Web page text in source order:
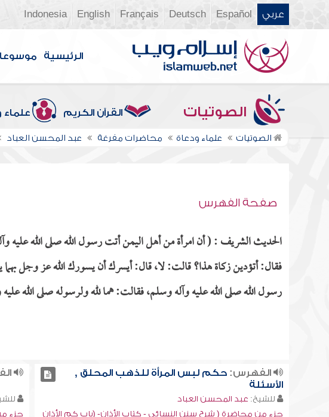
عربي Español
Deutsch
Français
English
Indonesia
الرئيسية
الصوتيات القرآن الكريم علماء
الصوتيات علماء ودعاة محاضرات مفرغة عبد المحسن العباد
صفحة الفهرس
الحديث الشريف : ( أن امرأة من أهل اليمن أتت رسول الله صلى الله عليه
فقال: أتؤدين زكاة هذا؟ قالت: لا، قال: أيسرك أن يسورك الله عز وجل بهما
رسول الله صلى الله عليه وآله وسلم، فقالت: هما لله ولرسوله صلى الله
الفهرس:حكم لبس المرأة للذهب المحلق ,
الأسئلة
للشيخ: عبد المحسن العباد
جزء من محاضرة ( شرح سنن النسائي - كتاب الأذان- (باب كم الأذان
جزء